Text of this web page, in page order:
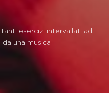
esercizi intervallati ad
una musica